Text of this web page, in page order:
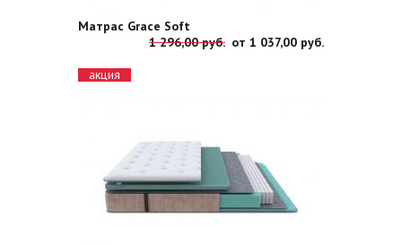
Матрас Grace Soft
1 296,00 руб. от 1 037,00 руб.
акция